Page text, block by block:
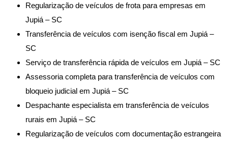
Regularização de veículos de frota para empresas em
Jupiá – SC
Transferência de veículos com isenção fiscal em Jupiá –
SC
Serviço de transferência rápida de veículos em Jupiá – SC
Assessoria completa para transferência de veículos com
bloqueio judicial em Jupiá – SC
Despachante especialista em transferência de veículos
rurais em Jupiá – SC
Regularização de veículos com documentação estrangeira